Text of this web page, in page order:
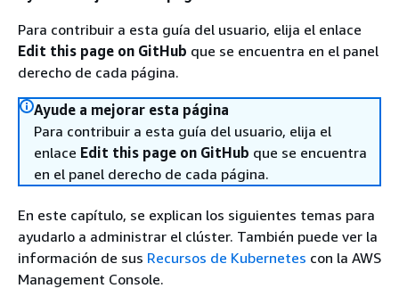
Para contribuir a esta guía del usuario, elija el enlace
Edit this page on GitHub que se encuentra en el panel
derecho de cada página.
Ayude a mejorar esta página
Para contribuir a esta guía del usuario, elija el
enlace Edit this page on GitHub que se encuentra
en el panel derecho de cada página.
En este capítulo, se explican los siguientes temas para
ayudarlo a administrar el clúster. También puede ver la
información de sus Recursos de Kubernetes con la AWS
Management Console.